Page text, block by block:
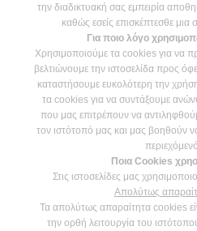
Επικοινωνία
Ακολουθήστε μας:
την διαδικτυακή σας εμπειρία
καθώς εσείς επισκέπτεσθε μια
Για ποιο λόγο
Χρησιμοποιούμε τα cookies για να
βελτιώνουμε την ιστοσελίδα προς
καταστήσουμε ευκολότερη την
τα cookies για να συντάξουμε
που μας επιτρέπουν να
τον ιστότοπό μας και μας βοηθούν
Ποια Cookies
Στις ιστοσελίδες μας
Απολύτως
Τα απολύτως απαραίτητα cookies
την ορθή λειτουργία του